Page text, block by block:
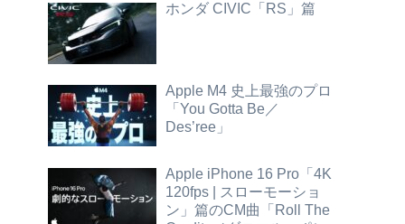
ホンダ CIVIC「RS」篇
Apple M4 史上最強のプロ
「You Gotta Be／
Des’ree」
Apple iPhone 16 Pro「4K
120fps | スローモーショ
ン」篇のCM曲「Roll The